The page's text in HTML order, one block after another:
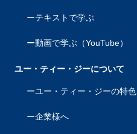
テキストで学ぶ
動画で学ぶ（YouTube）
ユー・ティー・ジーについて
ユー・ティー・ジーの特色
企業様へ